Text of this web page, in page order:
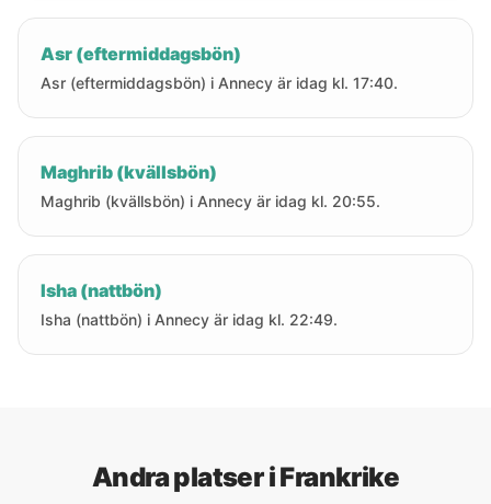
Asr (eftermiddagsbön)
Asr (eftermiddagsbön) i Annecy är idag kl. 17:40.
Maghrib (kvällsbön)
Maghrib (kvällsbön) i Annecy är idag kl. 20:55.
Isha (nattbön)
Isha (nattbön) i Annecy är idag kl. 22:49.
Andra platser i Frankrike